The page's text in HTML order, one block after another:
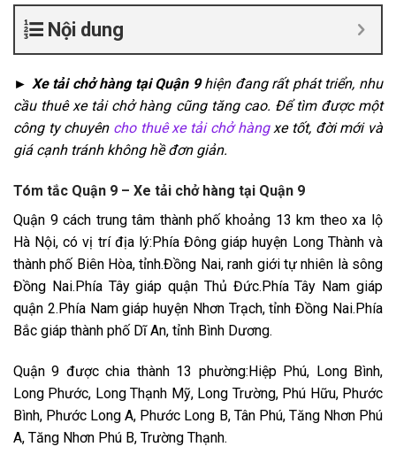
Nội dung
► Xe tải chở hàng tại Quận 9hiện đang rất phát triển, nhu
cầu thuê xe tải chở hàng cũng tăng cao. Để tìm được một
công ty chuyên cho thuê xe tải chở hàngxe tốt, đời mới và
giá cạnh tránh không hề đơn giản.
Tóm tắc Quận 9 – Xe tải chở hàng tại Quận 9
Quận 9 cách trung tâm thành phố khoảng 13 km theo xa lộ
Hà Nội, có vị trí địa lý:Phía Đông giáp huyện Long Thành và
thành phố Biên Hòa, tỉnh.Đồng Nai, ranh giới tự nhiên là sông
Đồng Nai.Phía Tây giáp quận Thủ Đức.Phía Tây Nam giáp
quận 2.Phía Nam giáp huyện Nhơn Trạch, tỉnh Đồng Nai.Phía
Bắc giáp thành phố Dĩ An, tỉnh Bình Dương.
Quận 9 được chia thành 13 phường:Hiệp Phú, Long Bình,
Long Phước, Long Thạnh Mỹ, Long Trường, Phú Hữu, Phước
Bình, Phước Long A, Phước Long B, Tân Phú, Tăng Nhơn Phú
A, Tăng Nhơn Phú B, Trường Thạnh.